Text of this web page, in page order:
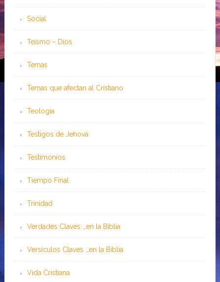
Social
Teísmo – Dios
Temas
Temas que afectan al Cristiano
Teología
Testigos de Jehová
Testimonios
Tiempo Final
Trinidad
Verdades Claves …en la Biblia
Versículos Claves …en la Biblia
Vida Cristiana